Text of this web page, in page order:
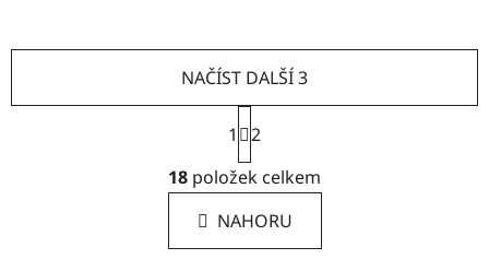
O
v
l
á
d
NAČÍST DALŠÍ 3
S
t
r
á
n
k
1
2
18 položek celkem
NAHORU